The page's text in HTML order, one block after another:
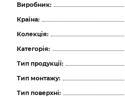
Виробник:
Країна:
Колекція:
Категорія:
Тип продукції:
Тип монтажу:
Тип поверхні: